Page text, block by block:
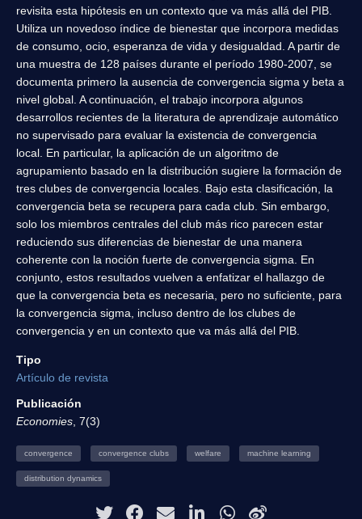
revisita esta hipótesis en un contexto que va más allá del PIB.
Utiliza un novedoso índice de bienestar que incorpora medidas
de consumo, ocio, esperanza de vida y desigualdad. A partir de
una muestra de 128 países durante el período 1980-2007, se
documenta primero la ausencia de convergencia sigma y beta a
nivel global. A continuación, el trabajo incorpora algunos
desarrollos recientes de la literatura de aprendizaje automático
no supervisado para evaluar la existencia de convergencia
local. En particular, la aplicación de un algoritmo de
agrupamiento basado en la distribución sugiere la formación de
tres clubes de convergencia locales. Bajo esta clasificación, la
convergencia beta se recupera para cada club. Sin embargo,
solo los miembros centrales del club más rico parecen estar
reduciendo sus diferencias de bienestar de una manera
coherente con la noción fuerte de convergencia sigma. En
conjunto, estos resultados vuelven a enfatizar el hallazgo de
que la convergencia beta es necesaria, pero no suficiente, para
la convergencia sigma, incluso dentro de los clubes de
convergencia y en un contexto que va más allá del PIB.
Tipo
Artículo de revista
Publicación
Economies , 7(3)
convergence convergence clubs welfare machine learning
distribution dynamics